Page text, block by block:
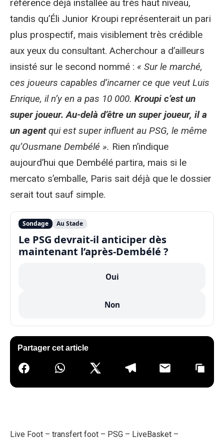
référence déjà installée au très haut niveau,
tandis qu’Éli Junior Kroupi représenterait un pari
plus prospectif, mais visiblement très crédible
aux yeux du consultant. Acherchour a d’ailleurs
insisté sur le second nommé : « Sur le marché,
ces joueurs capables d’incarner ce que veut Luis
Enrique, il n’y en a pas 10 000. Kroupi c’est un
super joueur. Au-delà d’être un super joueur, il a
un agentqui est super influent au PSG, le même
qu’Ousmane Dembélé ». Rien n’indique
aujourd’hui que Dembélé partira, mais si le
mercato s’emballe, Paris sait déjà que le dossier
serait tout sauf simple.
Sondage Au Stade
Le PSG devrait-il anticiper dès
maintenant l’après-Dembélé ?
Oui
Non
Partager cet article
Live Foot – transfert foot – PSG – LiveBasket –